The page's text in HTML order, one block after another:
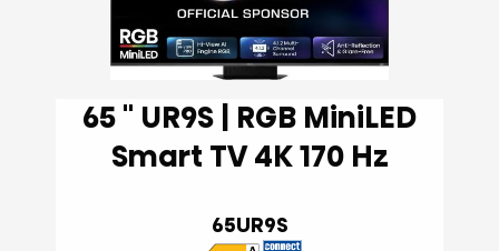
65 '' UR9S | RGB MiniLED
Smart TV 4K 170 Hz
65UR9S